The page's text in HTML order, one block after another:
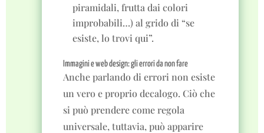
piramidali, frutta dai colori
improbabili…) al grido di “se
esiste, lo trovi qui”.
Immagini e web design: gli errori da non fare
Anche parlando di errori non esiste
un vero e proprio decalogo. Ciò che
si può prendere come regola
universale, tuttavia, può apparire